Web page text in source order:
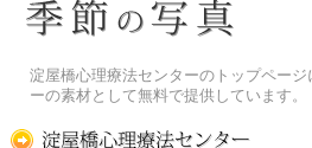
淀屋橋心理療法センターのトップページ
ーの素材として無料で提供しています。